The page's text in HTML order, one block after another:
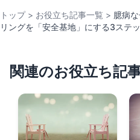
トップ > お役立ち記事一覧 > 臆病
リングを「安全基地」にする3ステ
関連のお役立ち記